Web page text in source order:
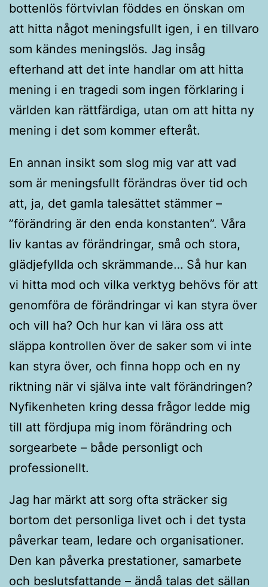
bottenlös förtvivlan föddes en önskan om
att hitta något meningsfullt igen, i en tillvaro
som kändes meningslös. Jag insåg
efterhand att det inte handlar om att hitta
mening i en tragedi som ingen förklaring i
världen kan rättfärdiga, utan om att hitta ny
mening i det som kommer efteråt.
En annan insikt som slog mig var att vad
som är meningsfullt förändras över tid och
att, ja, det gamla talesättet stämmer –
”förändring är den enda konstanten”. Våra
liv kantas av förändringar, små och stora,
glädjefyllda och skrämmande… Så hur kan
vi hitta mod och vilka verktyg behövs för att
genomföra de förändringar vi kan styra över
och vill ha? Och hur kan vi lära oss att
släppa kontrollen över de saker som vi inte
kan styra över, och finna hopp och en ny
riktning när vi själva inte valt förändringen?
Nyfikenheten kring dessa frågor ledde mig
till att fördjupa mig inom förändring och
sorgearbete – både personligt och
professionellt.
Jag har märkt att sorg ofta sträcker sig
bortom det personliga livet och i det tysta
påverkar team, ledare och organisationer.
Den kan påverka prestationer, samarbete
och beslutsfattande – ändå talas det sällan